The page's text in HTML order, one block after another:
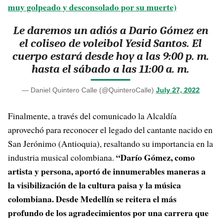
muy golpeado y desconsolado por su muerte)
Le daremos un adiós a Dario Gómez en
el coliseo de voleibol Yesid Santos. El
cuerpo estará desde hoy a las 9:00 p. m.
hasta el sábado a las 11:00 a. m.
— Daniel Quintero Calle (@QuinteroCalle) July 27, 2022
Finalmente, a través del comunicado la Alcaldía
aprovechó para reconocer el legado del cantante nacido en
San Jerónimo (Antioquia), resaltando su importancia en la
industria musical colombiana. “Darío Gómez, como
artista y persona, aportó de innumerables maneras a
la visibilización de la cultura paisa y la música
colombiana. Desde Medellín se reitera el más
profundo de los agradecimientos por una carrera que